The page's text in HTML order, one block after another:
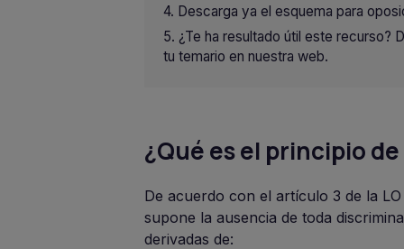
Descarga ya el esquema para
¿Te ha resultado útil este recurso?
tu temario en nuestra web.
¿Qué es el principio
De acuerdo con el artículo 3 de la
supone la ausencia de toda
derivadas de: